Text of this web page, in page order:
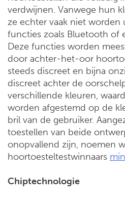
verdwijnen. Vanwege hun
ze echter vaak niet worden
functies zoals Bluetooth of
Deze functies worden
door achter-het-oor
steeds discreet en bijna
discreet achter de
verschillende kleuren,
worden afgestemd op de
bril van de gebruiker.
toestellen van beide
onopvallend zijn, noemen
hoortoesteltestwinnaars
Chiptechnologie